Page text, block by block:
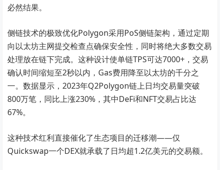
必然结果。
侧链技术的极致优化Polygon采用PoS侧链架构，通过定期
向以太坊主网提交检查点确保安全性，同时将绝大多数交易
处理放在链下完成。这种设计使单链TPS可达7000+，交易
确认时间缩短至2秒以内，Gas费用降至以太坊的千分之
一。数据显示，2023年Q2Polygon链上日均交易量突破
800万笔，同比上涨230%，其中DeFi和NFT交易占比达
67%。
这种技术红利直接催化了生态项目的迁移潮——仅
Quickswap一个DEX就承载了日均超1.2亿美元的交易额。